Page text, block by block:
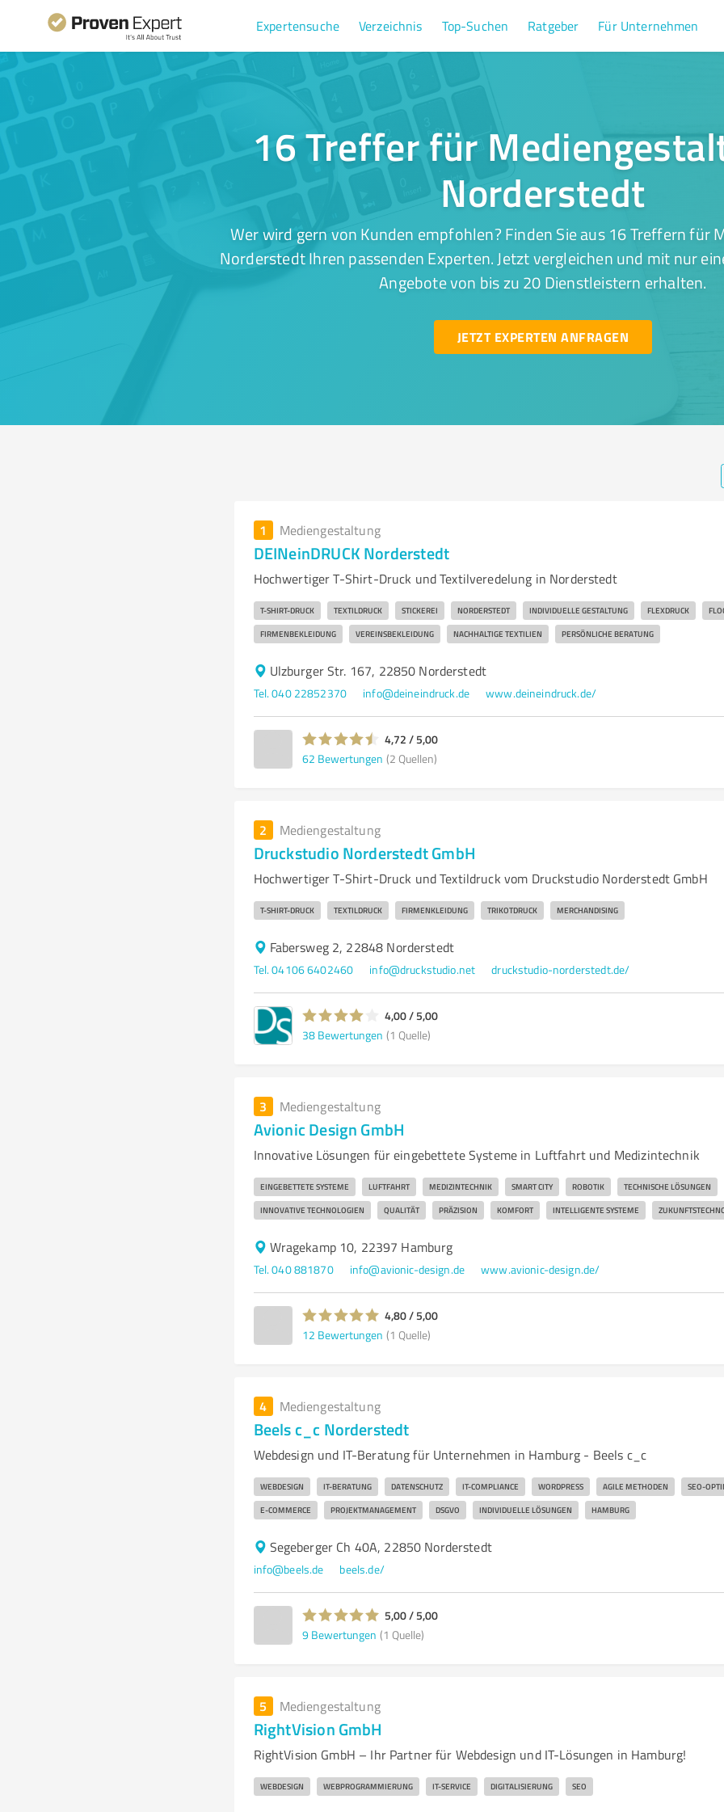
Expertensuche Verzeichnis Top-Suchen Ratgeber Für Unternehmen
16 Treffer für
Norderstedt
Wer wird gern von Kunden empfohlen? Finden Sie aus 16 Treffern für
Norderstedt Ihren passenden Experten. Jetzt vergleichen und mit nur
Angebote von bis zu 20 Dienstleistern erhalten.
JETZT EXPERTEN ANFRAGEN
1 Mediengestaltung
DEINeinDRUCK Norderstedt
Hochwertiger T-Shirt-Druck und Textilveredelung in Norderstedt
T-SHIRT-DRUCK TEXTILDRUCK STICKEREI NORDERSTEDT INDIVIDUELLE GESTALTUNG FLEXDRUCK
FIRMENBEKLEIDUNG VEREINSBEKLEIDUNG NACHHALTIGE TEXTILIEN PERSÖNLICHE BERATUNG
Ulzburger Str. 167, 22850 Norderstedt
Tel. 040 22852370 info@deineindruck.de www.deineindruck.de/
4,72 / 5,00
62 Bewertungen (2 Quellen)
2 Mediengestaltung
Druckstudio Norderstedt GmbH
Hochwertiger T-Shirt-Druck und Textildruck vom Druckstudio Norderstedt GmbH
T-SHIRT-DRUCK TEXTILDRUCK FIRMENKLEIDUNG TRIKOTDRUCK MERCHANDISING
Fabersweg 2, 22848 Norderstedt
Tel. 04106 6402460 info@druckstudio.net druckstudio-norderstedt.de/
4,00 / 5,00
38 Bewertungen (1 Quelle)
3 Mediengestaltung
Avionic Design GmbH
Innovative Lösungen für eingebettete Systeme in Luftfahrt und Medizintechnik
EINGEBETTETE SYSTEME LUFTFAHRT MEDIZINTECHNIK SMART CITY ROBOTIK TECHNISCHE LÖSUNGEN
INNOVATIVE TECHNOLOGIEN QUALITÄT PRÄZISION KOMFORT INTELLIGENTE SYSTEME
Wragekamp 10, 22397 Hamburg
Tel. 040 881870 info@avionic-design.de www.avionic-design.de/
4,80 / 5,00
12 Bewertungen (1 Quelle)
4 Mediengestaltung
Beels c_c Norderstedt
Webdesign und IT-Beratung für Unternehmen in Hamburg - Beels c_c
WEBDESIGN IT-BERATUNG DATENSCHUTZ IT-COMPLIANCE WORDPRESS AGILE METHODEN SEO-
E-COMMERCE PROJEKTMANAGEMENT DSGVO INDIVIDUELLE LÖSUNGEN HAMBURG
Segeberger Ch 40A, 22850 Norderstedt
info@beels.de beels.de/
5,00 / 5,00
9 Bewertungen (1 Quelle)
5 Mediengestaltung
RightVision GmbH
RightVision GmbH – Ihr Partner für Webdesign und IT-Lösungen in Hamburg!
WEBDESIGN WEBPROGRAMMIERUNG IT-SERVICE DIGITALISIERUNG SEO